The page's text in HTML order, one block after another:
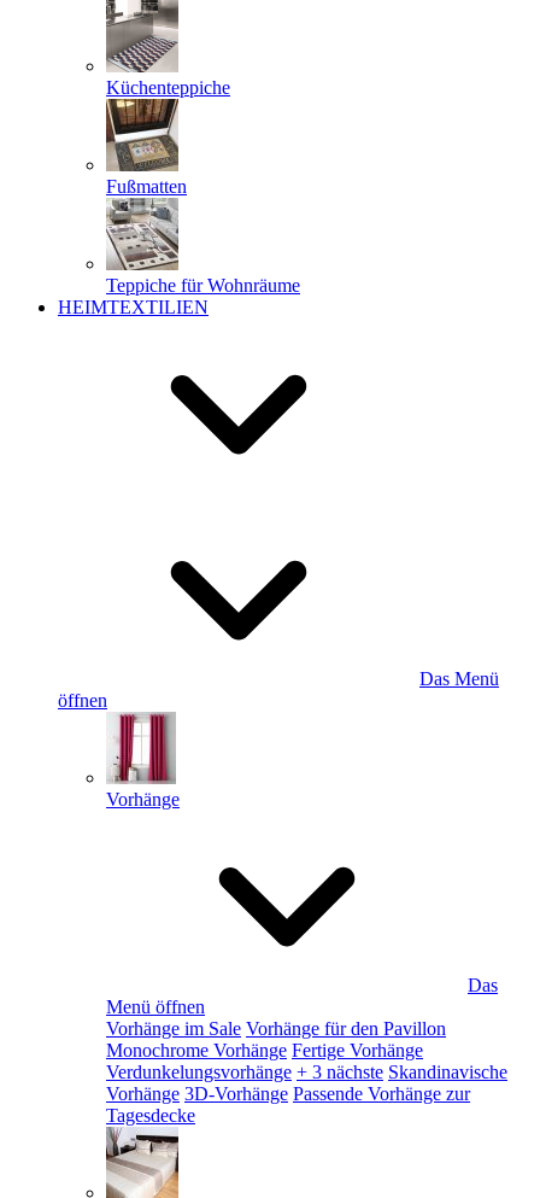
Küchenteppiche
Fußmatten
Teppiche für Wohnräume
HEIMTEXTILIEN
Das Menü
öffnen
Vorhänge
Das
Menü öffnen
Vorhänge im Sale Vorhänge für den Pavillon
Monochrome Vorhänge Fertige Vorhänge
Verdunkelungsvorhänge + 3 nächste Skandinavische
Vorhänge 3D-Vorhänge Passende Vorhänge zur
Tagesdecke